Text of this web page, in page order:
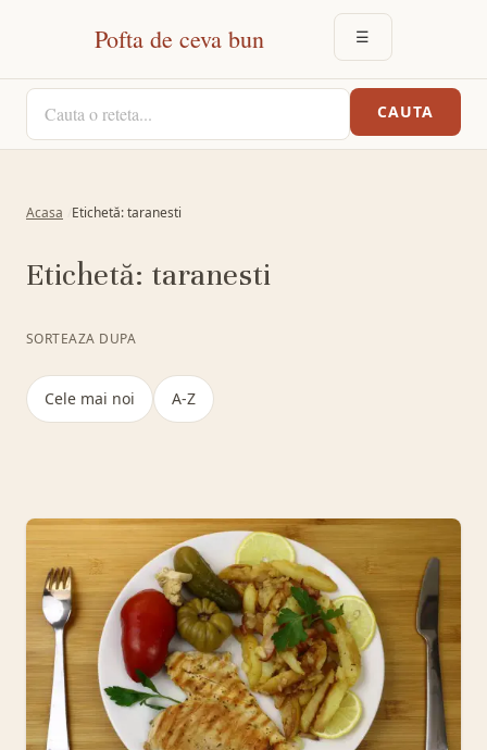
Pofta de ceva bun ☰DESCHIDE
CAUTA O RETETA
CAUTA
Acasa Etichetă: taranesti
Etichetă: taranesti
SORTEAZA DUPA
Cele mai noi A-Z
Retete din Etichetă: taranesti